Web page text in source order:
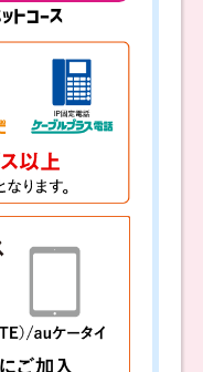
トコース